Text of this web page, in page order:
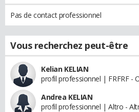
Pas de contact professionnel
Vous recherchez peut-être
Kelian KELIAN
profil professionnel | FRFRF -
Andrea KELIAN
profil professionnel | Altro -